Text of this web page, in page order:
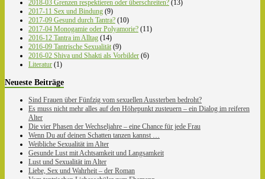
2018-03 Grenzen respektieren oder überschreiten? (13)
2017-11 Sex und Bindung (9)
2017-09 Gesund durch Tantra? (10)
2017-04 Monogamie oder Polyamorie? (11)
2016-12 Tantra im Alltag (14)
2016-09 Tantrische Sexualität (9)
2016-02 Shiva und Shakti als Vorbilder (6)
Literatur (1)
Neueste Beiträge
Sind Frauen über Fünfzig vom sexuellen Aussterben bedroht?
Es muss nicht mehr alles auf den Höhepunkt zusteuern – ein Dialog im reiferen
Alter
Die vier Phasen der Wechseljahre – eine Chance für jede Frau
Wenn Du auf deinen Schatten tanzen kannst …
Weibliche Sexualität im Alter
Gesunde Lust mit Achtsamkeit und Langsamkeit
Lust und Sexualität im Alter
Liebe, Sex und Wahrheit – der Roman